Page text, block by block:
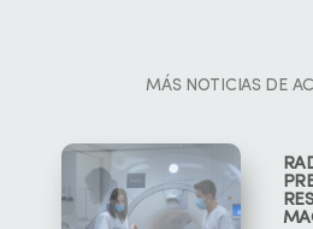
MÁS NOTICIAS DE